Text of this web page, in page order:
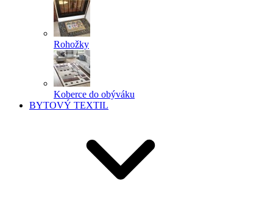
Rohožky
Koberce do obýváku
BYTOVÝ TEXTIL